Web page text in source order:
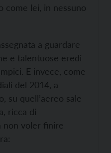
come lei, in nessuno
a guardare
e talentuose eredi
E invece, come
del 2014, a
su quell’aereo sale
ricca di
non voler finire